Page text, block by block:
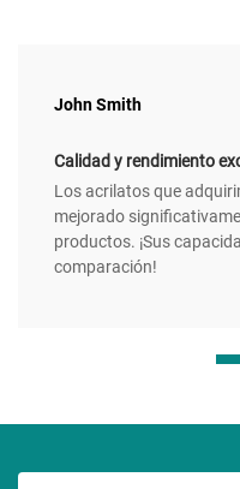
John Smith
Calidad y rendimiento
Los acrilatos que
mejorado
productos. ¡Sus
comparación!